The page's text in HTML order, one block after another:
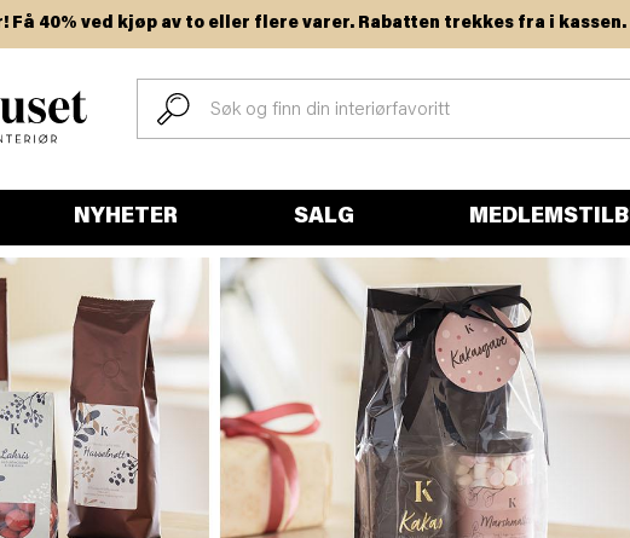
ved kjøp av to eller flere varer. Rabatten trekkes fra i kassen.
NYHETER SALG